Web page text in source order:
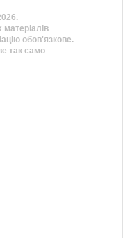
матеріалів
обов'язкове.
так само